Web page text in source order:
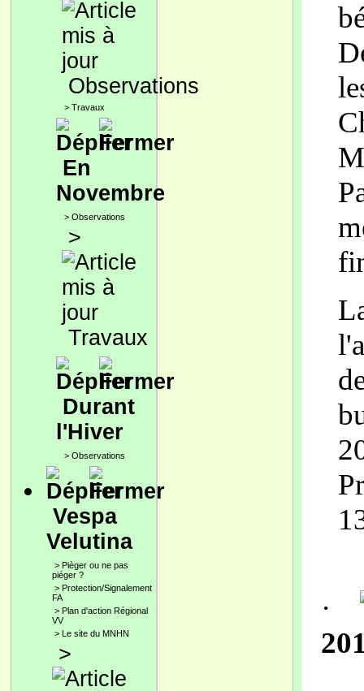
Observations
> Travaux
En
Novembre
> Observations
>
Travaux
Durant
l'Hiver
> Observations
Vespa
Velutina
> Pièger ou ne pas
piéger ?
> Protection/Signalement
FA
> Plan d'action Régional
VV
> Le site du MNHN
>
·